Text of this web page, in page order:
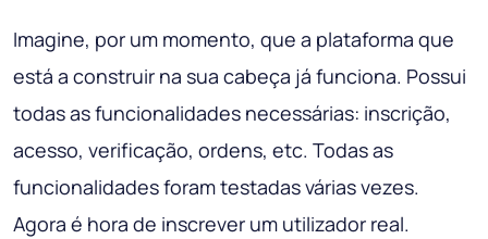
Imagine, por um momento, que a plataforma que
está a construir na sua cabeça já funciona. Possui
todas as funcionalidades necessárias: inscrição,
acesso, verificação, ordens, etc. Todas as
funcionalidades foram testadas várias vezes.
Agora é hora de inscrever um utilizador real.